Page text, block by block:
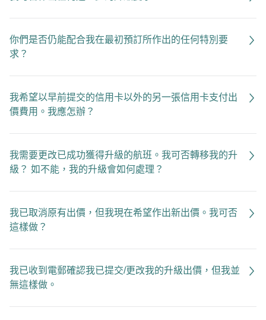
你們是否仍能配合我在最初預訂所作出的任何特別要
求？
我希望以早前提交的信用卡以外的另一張信用卡支付出
價費用。我應怎辦？
我需要更改已成功獲得升級的航班。我可否轉移我的升
級？ 如不能，我的升級會如何處理？
我已取消原有出價，但我現在希望作出新出價。我可否
這樣做？
我已收到電郵確認我已提交/更改我的升級出價，但我並
無這樣做。